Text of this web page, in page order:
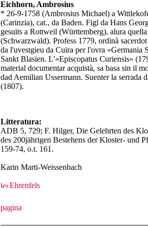
Eichhorn, Ambrosius
* 26-9-1758 (Ambrosius Michael) a
(Carinzia), cat., da Baden. Figl da Hans
gesuits a Rottweil (Württemberg), alura
(Schwarzwald). Profess 1779, ordinà
da l'uvestgieu da Cuira per l'ovra «Germania
Sankt Blasien. L'«Episcopatus Curiensis»
material documentar acquistà, sa basa sin il
dad Aemilian Ussermann. Suenter la serrada
(1807).
Litteratura:
ADB 5, 729; F. Hilger, Die Gelehrten des
des 200jährigen Bestehens der Kloster- und
159-74, o.t. 161.
Karin Marti-Weissenbach
Ehrenfels